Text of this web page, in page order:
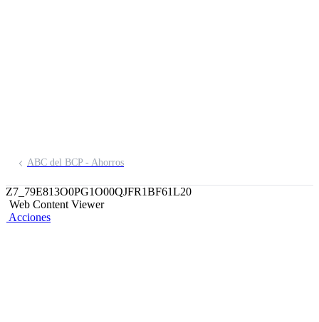
ABC del BCP - Ahorros
Z7_79E813O0PG1O00QJFR1BF61L20
Web Content Viewer
Acciones